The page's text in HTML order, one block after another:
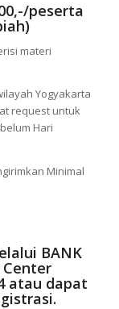
peserta
materi
Yogyakarta
request untuk
Hari
Minimal
BANK
Center
atau dapat